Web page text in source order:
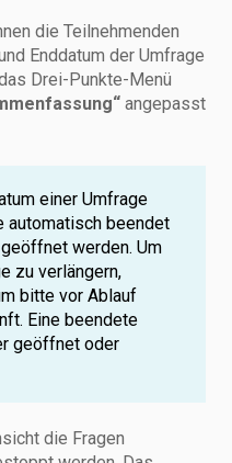
die Teilnehmenden
Enddatum der Umfrage
Drei-Punkte-Menü
angepasst
einer Umfrage
automatisch beendet
werden. Um
zu verlängern,
bitte vor Ablauf
Eine beendete
geöffnet oder
die Fragen